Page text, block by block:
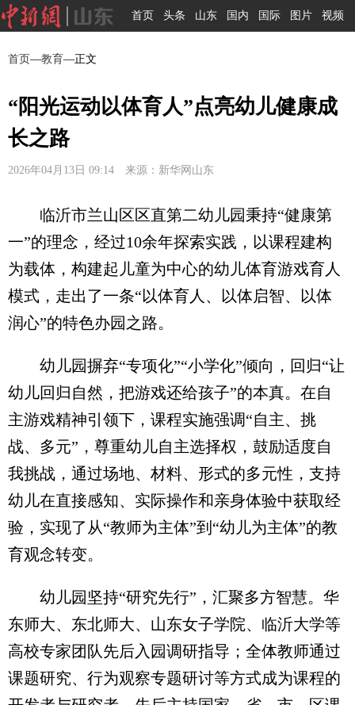
首页 头条 山东 国内 国际 图片 视频
首页—教育—正文
“阳光运动以体育人”点亮幼儿健康成
长之路
2026年04月13日 09:14 来源：新华网山东
临沂市兰山区区直第二幼儿园秉持“健康第
一”的理念，经过10余年探索实践，以课程建构
为载体，构建起儿童为中心的幼儿体育游戏育人
模式，走出了一条“以体育人、以体启智、以体
润心”的特色办园之路。
幼儿园摒弃“专项化”“小学化”倾向，回归“让
幼儿回归自然，把游戏还给孩子”的本真。在自
主游戏精神引领下，课程实施强调“自主、挑
战、多元”，尊重幼儿自主选择权，鼓励适度自
我挑战，通过场地、材料、形式的多元性，支持
幼儿在直接感知、实际操作和亲身体验中获取经
验，实现了从“教师为主体”到“幼儿为主体”的教
育观念转变。
幼儿园坚持“研究先行”，汇聚多方智慧。华
东师大、东北师大、山东女子学院、临沂大学等
高校专家团队先后入园调研指导；全体教师通过
课题研究、行为观察专题研讨等方式成为课程的